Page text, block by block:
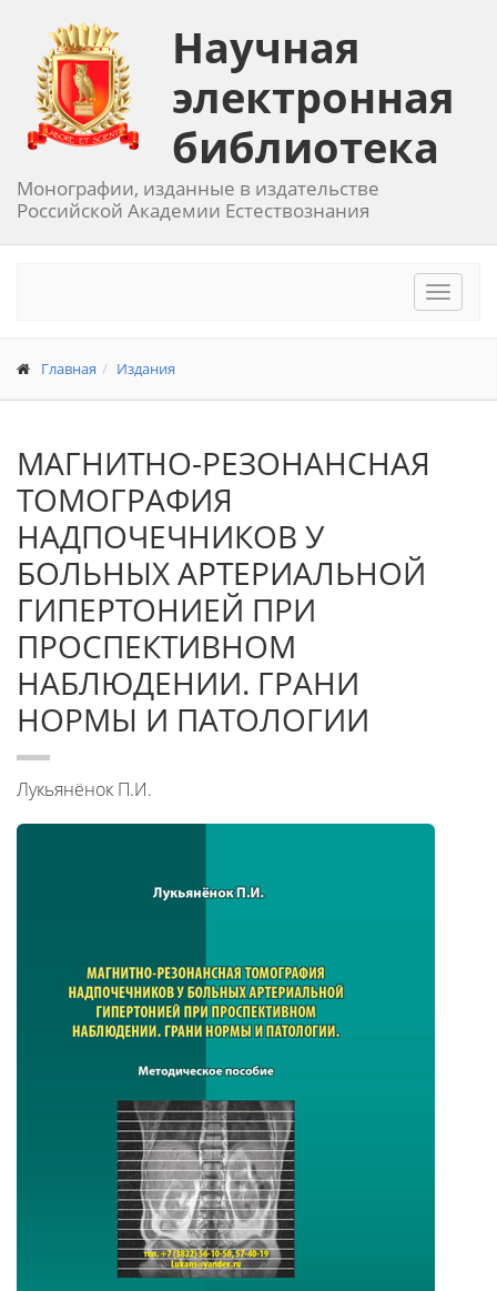
Научная
электронная
библиотека
Монографии, изданные в издательстве
Российской Академии Естествознания
Toggle
Главная Издания
МАГНИТНО-РЕЗОНАНСНАЯ
ТОМОГРАФИЯ
НАДПОЧЕЧНИКОВ У
БОЛЬНЫХ АРТЕРИАЛЬНОЙ
ГИПЕРТОНИЕЙ ПРИ
ПРОСПЕКТИВНОМ
НАБЛЮДЕНИИ. ГРАНИ
НОРМЫ И ПАТОЛОГИИ
Лукьянёнок П.И.